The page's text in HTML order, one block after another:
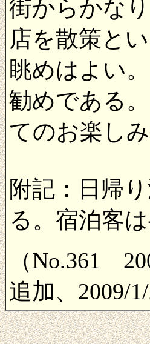
街からかな
店を散策と
眺めはよい
勧めである
てのお楽し
附記：日帰
る。宿泊客
（No.361
追加、2009/